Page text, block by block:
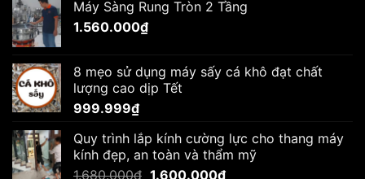
là:
tại
Máy Sàng Rung Tròn 2 Tầng
1.560.000₫
8 mẹo sử dụng máy sấy cá khô đạt chất
lượng cao dịp Tết
999.999₫
Quy trình lắp kính cường lực cho thang máy
kính đẹp, an toàn và thẩm mỹ
1.680.000₫ Giá
1.600.000₫Giá